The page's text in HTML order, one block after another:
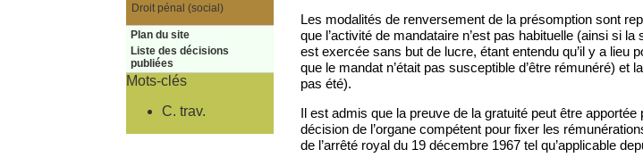
Les modalités de renversement de la présomption sont
que l’activité de mandataire n’est pas habituelle (ainsi si
est exercée sans but de lucre, étant entendu qu’il y a lieu
que le mandat n’était pas susceptible d’être rémunéré) et
pas été).
Il est admis que la preuve de la gratuité peut être
décision de l’organe compétent pour fixer les
de l’arrêté royal du 19 décembre 1967 tel qu’applicable
Droit pénal (social)
Plan du site
Liste des décisions
publiées
Mots-clés
C. trav.